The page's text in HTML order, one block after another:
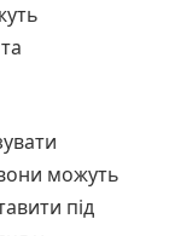
можуть
під